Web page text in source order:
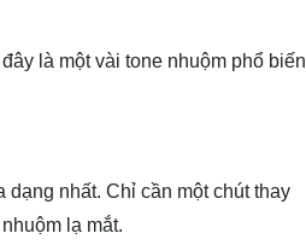
là một vài tone nhuộm phổ biến
nhất. Chỉ cần một chút thay
lạ mắt.